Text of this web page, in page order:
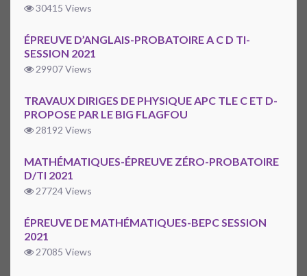
30415 Views
ÉPREUVE D’ANGLAIS-PROBATOIRE A C D TI-
SESSION 2021
29907 Views
TRAVAUX DIRIGES DE PHYSIQUE APC TLE C ET D-
PROPOSE PAR LE BIG FLAGFOU
28192 Views
MATHÉMATIQUES-ÉPREUVE ZÉRO-PROBATOIRE
D/TI 2021
27724 Views
ÉPREUVE DE MATHÉMATIQUES-BEPC SESSION
2021
27085 Views